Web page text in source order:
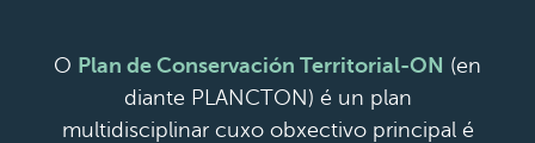
O Plan de Conservación Territorial-ON (en
diante PLANCTON) é un plan
multidisciplinar cuxo obxectivo principal é